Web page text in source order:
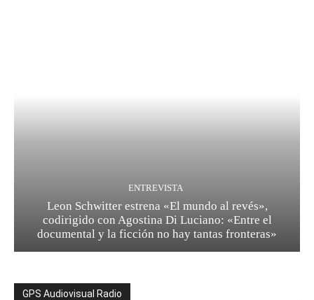
ENTREVISTA
Leon Schwitter estrena «El mundo al revés»,
codirigido con Agostina Di Luciano: «Entre el
documental y la ficción no hay tantas fronteras»
GPS Audiovisual Radio